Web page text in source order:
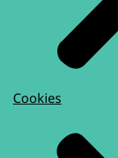
Cookies